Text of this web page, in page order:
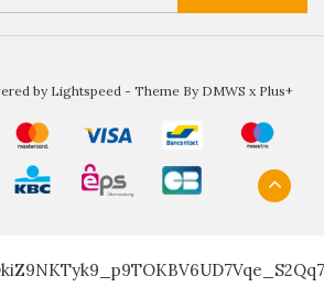
by Lightspeed - Theme By DMWS x Plus+